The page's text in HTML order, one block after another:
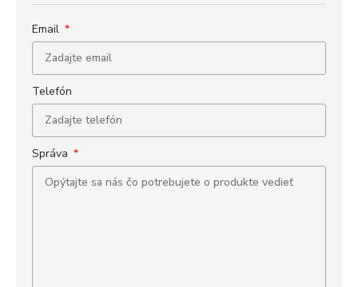
Email
Telefón
Správa